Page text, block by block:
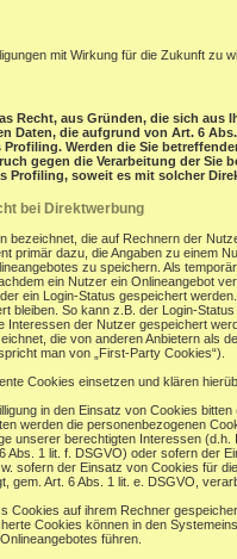
mit Wirkung für die Zukunft zu
Recht, aus Gründen, die sich aus
Daten, die aufgrund von Art. 6
Werden die Sie
gegen die Verarbeitung der
Profiling, soweit es mit solcher
bei Direktwerbung
bezeichnet, die auf Rechnern der
primär dazu, die Angaben zu einem
zu speichern. Als
ein Nutzer ein Onlineangebot
ein Login-Status gespeichert
bleiben. So kann z.B. der Login-
Interessen der Nutzer gespeichert
die von anderen Anbietern als
man von „First-Party Cookies“).
Cookies einsetzen und klären
in den Einsatz von Cookies
werden die personenbezogenen
unserer berechtigten Interessen
Abs. 1 lit. f. DSGVO) oder sofern der
sofern der Einsatz von Cookies für
gem. Art. 6 Abs. 1 lit. e. DSGVO,
Cookies auf ihrem Rechner
Cookies können in den
führen.